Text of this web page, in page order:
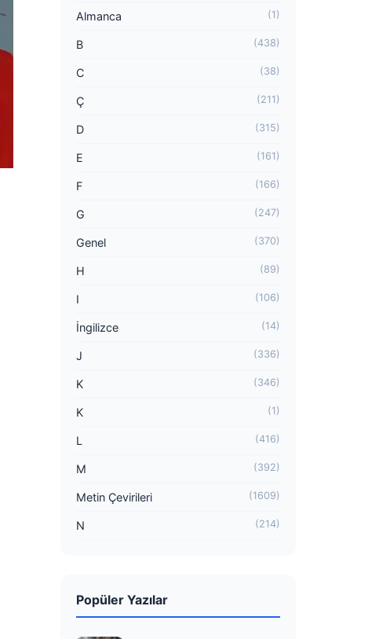
Almanca (1)
B (438)
C (38)
Ç (211)
D (315)
E (161)
F (166)
G (247)
Genel (370)
H (89)
I (106)
İngilizce (14)
J (336)
K (346)
K (1)
L (416)
M (392)
Metin Çevirileri (1609)
N (214)
Popüler Yazılar